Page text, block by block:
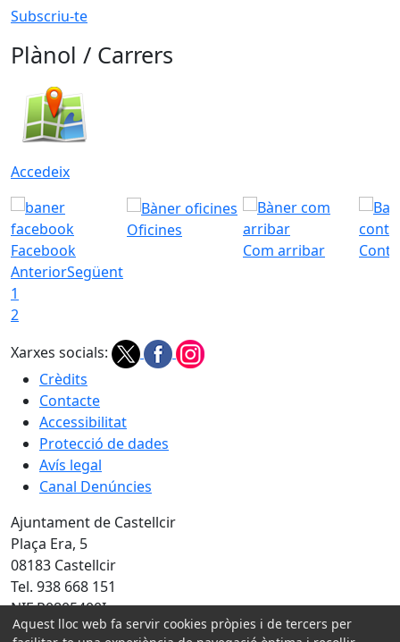
Subscriu-te
Plànol / Carrers
Accedeix
Facebook
Oficines
Com arribar
AnteriorSegüent
1
2
Xarxes socials:
Crèdits
Contacte
Accessibilitat
Protecció de dades
Avís legal
Canal Denúncies
Ajuntament de Castellcir
Plaça Era, 5
08183 Castellcir
Tel. 938 668 151
NIF P0805400I
Aquest lloc web fa servir cookies pròpies i de tercers per